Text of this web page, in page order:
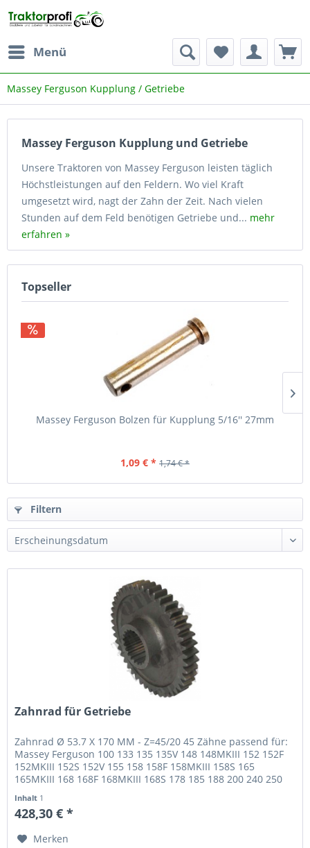
Menü
Massey Ferguson Kupplung / Getriebe
Massey Ferguson Kupplung und Getriebe
Unsere Traktoren von Massey Ferguson leisten täglich
Höchstleistungen auf den Feldern. Wo viel Kraft
umgesetzt wird, nagt der Zahn der Zeit. Nach vielen
Stunden auf dem Feld benötigen Getriebe und... mehr
erfahren »
Topseller
Massey Ferguson Bolzen für Kupplung 5/16'' 27mm
1,09 € * 1,74 € *
Filtern
Zahnrad für Getriebe
Zahnrad Ø 53.7 X 170 MM - Z=45/20 45 Zähne passend für:
Massey Ferguson 100 133 135 135V 148 148MKIII 152 152F
152MKIII 152S 152V 155 158 158F 158MKIII 158S 165
165MKIII 168 168F 168MKIII 168S 178 185 188 200 240 250
Inhalt 1
428,30 € *
Merken